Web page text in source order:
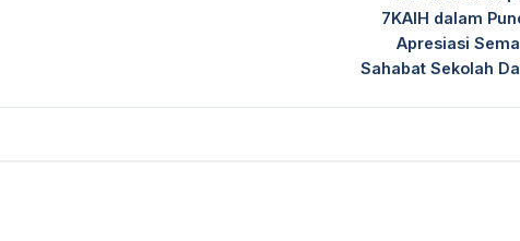
7KAIH dalam
Apresiasi
Sahabat Sekolah